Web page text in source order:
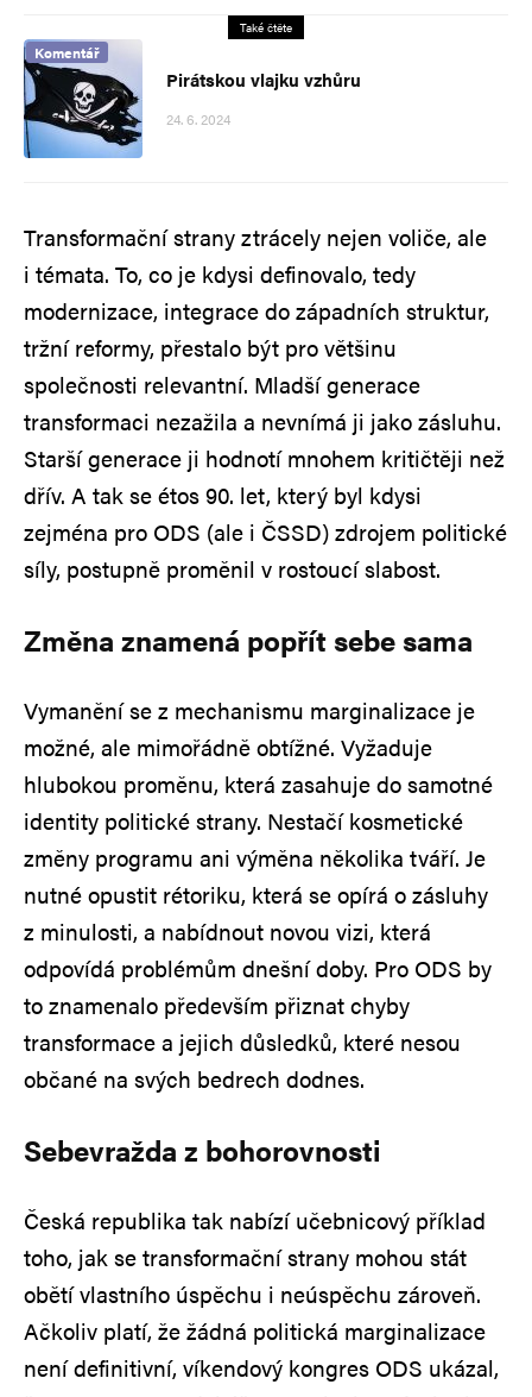
Také čtěte
Komentář
Pirátskou vlajku vzhůru
24. 6. 2024
Transformační strany ztrácely nejen voliče, ale
i témata. To, co je kdysi definovalo, tedy
modernizace, integrace do západních struktur,
tržní reformy, přestalo být pro většinu
společnosti relevantní. Mladší generace
transformaci nezažila a nevnímá ji jako zásluhu.
Starší generace ji hodnotí mnohem kritičtěji než
dřív. A tak se étos 90. let, který byl kdysi
zejména pro ODS (ale i ČSSD) zdrojem politické
síly, postupně proměnil v rostoucí slabost.
Změna znamená popřít sebe sama
Vymanění se z mechanismu marginalizace je
možné, ale mimořádně obtížné. Vyžaduje
hlubokou proměnu, která zasahuje do samotné
identity politické strany. Nestačí kosmetické
změny programu ani výměna několika tváří. Je
nutné opustit rétoriku, která se opírá o zásluhy
z minulosti, a nabídnout novou vizi, která
odpovídá problémům dnešní doby. Pro ODS by
to znamenalo především přiznat chyby
transformace a jejich důsledků, které nesou
občané na svých bedrech dodnes.
Sebevražda z bohorovnosti
Česká republika tak nabízí učebnicový příklad
toho, jak se transformační strany mohou stát
obětí vlastního úspěchu i neúspěchu zároveň.
Ačkoliv platí, že žádná politická marginalizace
není definitivní, víkendový kongres ODS ukázal,